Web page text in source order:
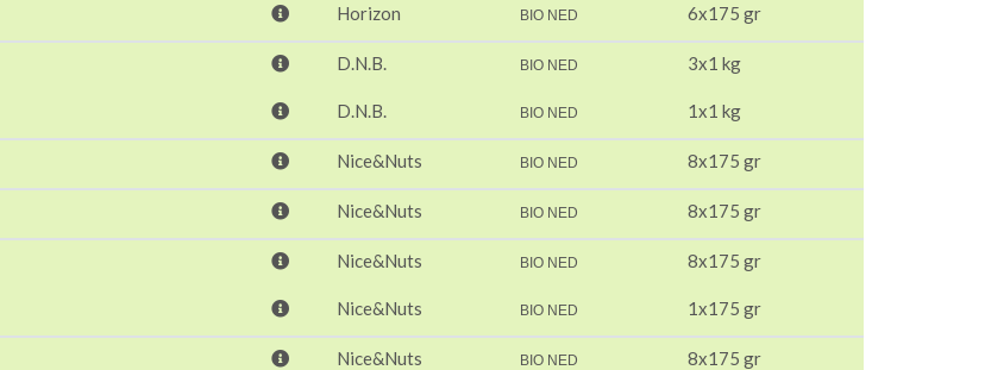
Horizon BIO NED 6x175 gr
D.N.B. BIO NED 3x1 kg
D.N.B. BIO NED 1x1 kg
Nice&Nuts BIO NED 8x175 gr
Nice&Nuts BIO NED 8x175 gr
Nice&Nuts BIO NED 8x175 gr
Nice&Nuts BIO NED 1x175 gr
Nice&Nuts BIO NED 8x175 gr